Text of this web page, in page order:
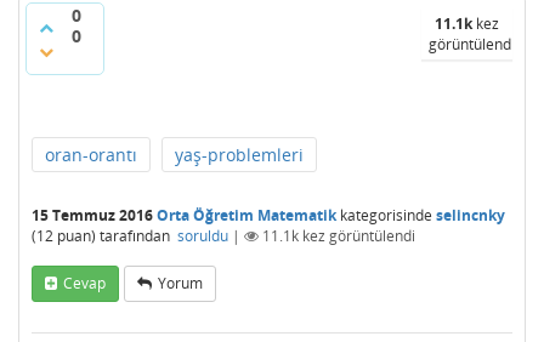
0
0
11.1kkez
görüntülendi
oran-orantı yaş-problemleri
15 Temmuz 2016Orta Öğretim Matematikkategorisinde selincnky
(12 puan) tarafından soruldu | 11.1k kez görüntülendi
Cevap Yorum